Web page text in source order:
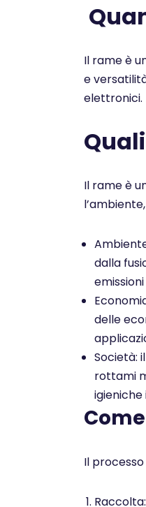
Il rame è
e
elettronici.
Il rame è
dalla
delle
Società:
rottami
igieniche
Il